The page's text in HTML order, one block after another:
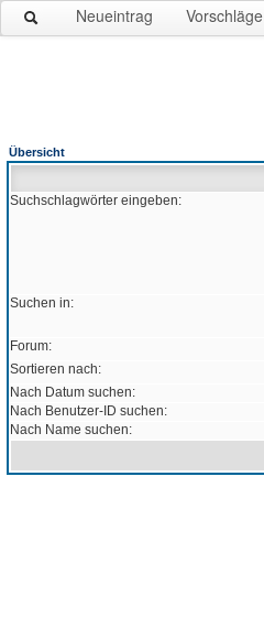
Neueintrag Vorschläge
Übersicht
Suchschlagwörter eingeben:
Suchen in:
Forum:
Sortieren nach:
Nach Datum suchen:
Nach Benutzer-ID suchen:
Nach Name suchen: